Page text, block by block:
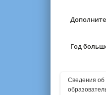
Год
Сведения об